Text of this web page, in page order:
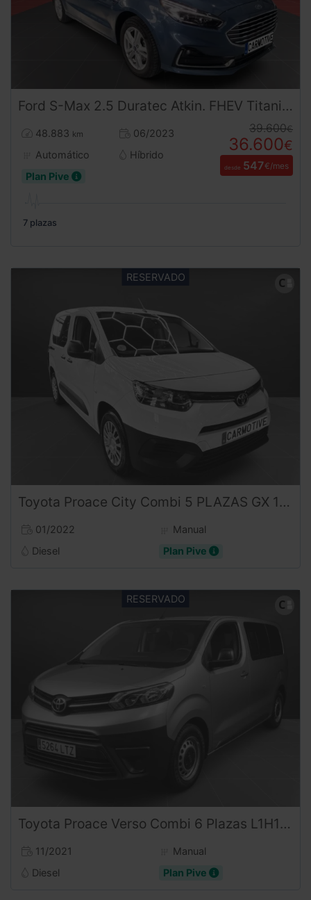
Ford S-Max 2.5 Duratec Atkin. FHEV Titanium 7 190 CV
48.883 km
06/2023
Automático
Híbrido
Plan Pive
39.600€
36.600€
desde 547€/mes
7 plazas
Toyota Proace City Combi 5 PLAZAS GX 102CV
01/2022
Manual
Diesel
Plan Pive
Toyota Proace Verso Combi 6 Plazas L1H1 1.5D 120CV
11/2021
Manual
Diesel
Plan Pive